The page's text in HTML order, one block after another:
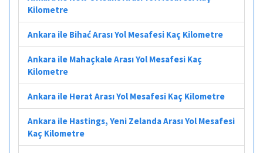
Kilometre
Ankara ile Bihać Arası Yol Mesafesi Kaç Kilometre
Ankara ile Mahaçkale Arası Yol Mesafesi Kaç
Kilometre
Ankara ile Herat Arası Yol Mesafesi Kaç Kilometre
Ankara ile Hastings, Yeni Zelanda Arası Yol Mesafesi
Kaç Kilometre